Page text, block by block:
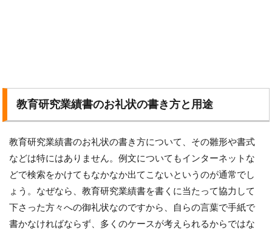
教育研究業績書のお礼状の書き方と用途
教育研究業績書のお礼状の書き方について、その雛形や書式
などは特にはありません。例文についてもインターネットな
どで検索をかけてもなかなか出てこないというのが通常でし
ょう。なぜなら、教育研究業績書を書くに当たって協力して
下さった方々への御礼状なのですから、自らの言葉で手紙で
書かなければならず、多くのケースが考えられるからではな